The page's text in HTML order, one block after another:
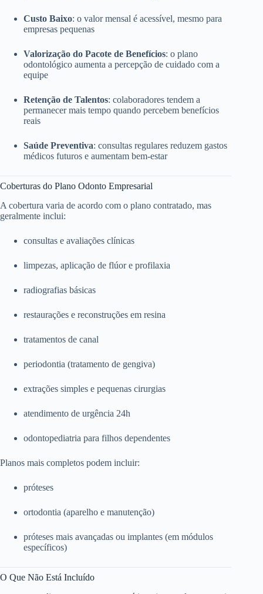
Custo Baixo: o valor mensal é acessível, mesmo para
empresas pequenas
Valorização do Pacote de Benefícios: o plano
odontológico aumenta a percepção de cuidado com a
equipe
Retenção de Talentos: colaboradores tendem a
permanecer mais tempo quando percebem benefícios
reais
Saúde Preventiva: consultas regulares reduzem gastos
médicos futuros e aumentam bem-estar
Coberturas do Plano Odonto Empresarial
A cobertura varia de acordo com o plano contratado, mas
geralmente inclui:
consultas e avaliações clínicas
limpezas, aplicação de flúor e profilaxia
radiografias básicas
restaurações e reconstruções em resina
tratamentos de canal
periodontia (tratamento de gengiva)
extrações simples e pequenas cirurgias
atendimento de urgência 24h
odontopediatria para filhos dependentes
Planos mais completos podem incluir:
próteses
ortodontia (aparelho e manutenção)
próteses mais avançadas ou implantes (em módulos
específicos)
O Que Não Está Incluído